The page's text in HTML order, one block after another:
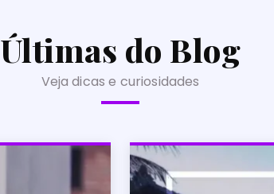
Últimas do Blog
Veja dicas e curiosidades